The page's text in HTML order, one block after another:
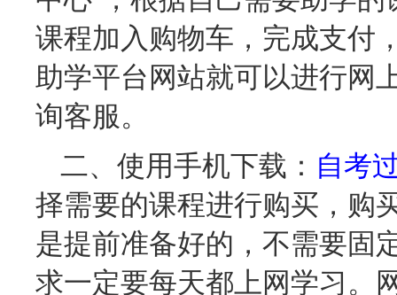
课程加入购物车，完成支付
助学平台网站就可以进行网
询客服。
二、使用手机下载： 自考
择需要的课程进行购买，购
是提前准备好的，不需要固
求一定要每天都上网学习。